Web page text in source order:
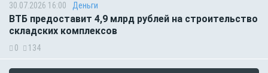
30.07.2026 16:00 Деньги
ВТБ предоставит 4,9 млрд рублей на строительство
складских комплексов
0 134